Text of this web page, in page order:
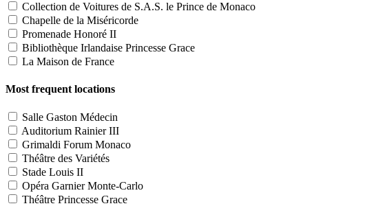
Collection de Voitures de S.A.S. le Prince de Monaco
Chapelle de la Miséricorde
Promenade Honoré II
Bibliothèque Irlandaise Princesse Grace
La Maison de France
Most frequent locations
Salle Gaston Médecin
Auditorium Rainier III
Grimaldi Forum Monaco
Théâtre des Variétés
Stade Louis II
Opéra Garnier Monte-Carlo
Théâtre Princesse Grace